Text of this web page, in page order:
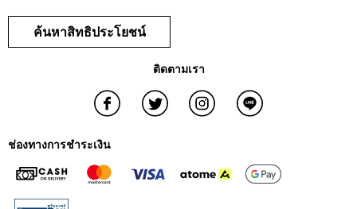
มีพลังหลังจากการอาบน้ำ และคุณสามารถมั่นใจได้ว่าร่างกายของคุณจะ
สะอาดและมีกลิ่นหอมตลอดทั้งวัน!
สำหรับการอาบน้ำที่สะอาดหมดจด ควรพิจารณาใช้ฟองน้ำอาบน้ำหรือ
ผลิตภัณฑ์ขัดผิว ซึ่งจะช่วยเพิ่มการขัดผิวขณะทำความสะอาดร่างกาย
ฟองน้ำจะช่วยทำให้ผิวของคุณเรียบเนียนและมีกลิ่นหอม ให้ลองใช้ฟองน้ำ
ประกอบที่ถูกใช้โดยคนญี่ปุ่นในอดีตเพื่อรักษาผิวสวย
หลังจากการอาบน้ำหรืออาบน้ำ การบำรุงผิวด้วยโลชั่นและครีมที่ให้ความชุ่ม
ชื้นซึ่งสนับสนุนสุขภาพผิวเป็นสิ่งที่ดีที่สุด เปลี่ยนการอาบน้ำหรือการอาบน้ำ
ค้นหาสิทธิประโยชน์
ติดตามเรา
ช่องทางการชำระเงิน